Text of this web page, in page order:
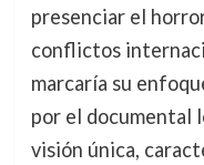
presenciar el
conflictos
marcaría su
por el documental
visión única,